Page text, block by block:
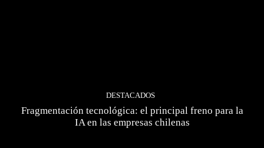
DESTACADOS
Fragmentación tecnológica: el principal freno para la
IA en las empresas chilenas